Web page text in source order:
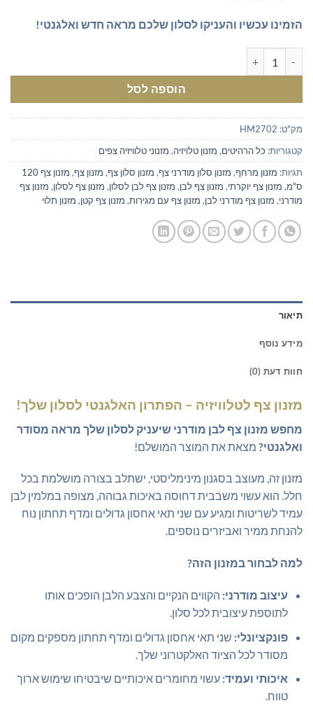
הזמינו עכשיו והעניקו לסלון שלכם מראה חדש ואלגנטי!
הוספה לסל
מק"ט: HM2702
קטגוריות: כל הרהיטים, מזנון טלויזיה, מזנוני טלוויזיה צפים
תגיות: מזנון מרחף, מזנון סלון מודרני צף, מזנון סלון צף, מזנון צף,
מזנון צף 120
ס"מ, מזנון צף יוקרתי, מזנון צף לבן, מזנון צף לבן לסלון, מזנון צף לסלון, מזנון צף
מודרני, מזנון צף מודרני לבן, מזנון צף עם מגירות, מזנון צף קטן, מזנון תלוי
תיאור
מידע נוסף
חוות דעת (0)
מזנון צף לטלוויזיה – הפתרון האלגנטי לסלון שלך!
מחפש מזנון צף לבן מודרני שיעניק לסלון שלך מראה מסודר
ואלגנטי? מצאת את המוצר המושלם!
מזנון זה, מעוצב בסגנון מינימליסטי, ישתלב בצורה מושלמת בכל
חלל. הוא עשוי משבבית דחוסה באיכות גבוהה, מצופה במלמין לבן
עמיד לשריטות ומגיע עם שני תאי אחסון גדולים ומדף תחתון נוח
להנחת ממיר ואביזרים נוספים.
למה לבחור במזנון הזה?
עיצוב מודרני: הקווים הנקיים והצבע הלבן הופכים אותו
לתוספת עיצובית לכל סלון.
פונקציונלי: שני תאי אחסון גדולים ומדף תחתון מספקים מקום
מסודר לכל הציוד האלקטרוני שלך.
איכותי ועמיד: עשוי מחומרים איכותיים שיבטיחו שימוש ארוך
טווח.